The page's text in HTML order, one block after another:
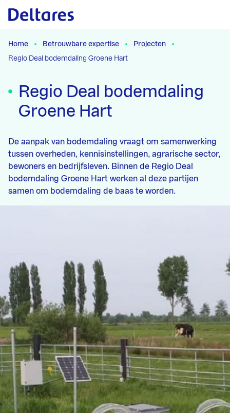
Naar hoofdcontent
Home Betrouwbare expertise
Projecten
Regio Deal bodemdaling Groene Hart
Regio Deal bodemdaling
Groene Hart
De aanpak van bodemdaling vraagt om samenwerking
tussen overheden, kennisinstellingen, agrarische sector,
bewoners en bedrijfsleven. Binnen de Regio Deal
bodemdaling Groene Hart werken al deze partijen
samen om bodemdaling de baas te worden.